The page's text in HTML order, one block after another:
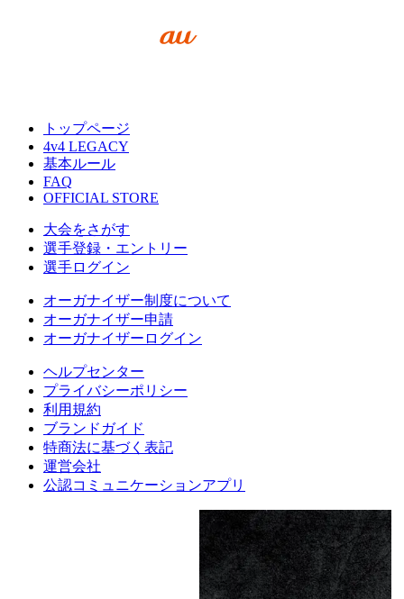
トップページ
4v4 LEGACY
基本ルール
FAQ
OFFICIAL STORE
大会をさがす
選手登録・エントリー
選手ログイン
オーガナイザー制度について
オーガナイザー申請
オーガナイザーログイン
ヘルプセンター
プライバシーポリシー
利用規約
ブランドガイド
特商法に基づく表記
運営会社
公認コミュニケーションアプリ